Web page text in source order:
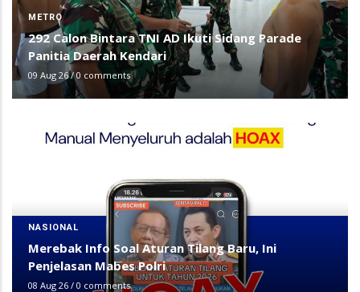
METRO
292 Calon Bintara TNI AD Ikuti Sidang Parade
Panitia Daerah Kendari
09 Aug 26/0 comments
NASIONAL
Merebak Info Soal Aturan Tilang Baru, Ini
Penjelasan Mabes Polri
08 Aug 26 / 0 comments